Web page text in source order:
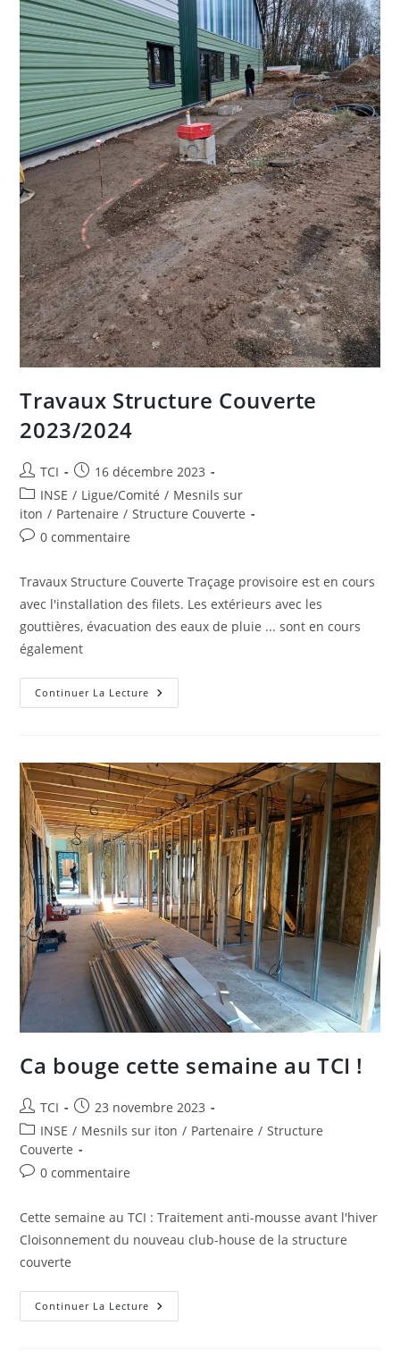
Travaux Structure Couverte
2023/2024
Auteur/autrice
de
la
publication :
TCI
Publication
publiée :
16 décembre 2023
Post
category:
INSE / Ligue/Comité / Mesnils sur
iton / Partenaire / Structure Couverte
Commentaires
publication :
0 commentaire
Travaux Structure Couverte Traçage provisoire est en cours
avec l'installation des filets. Les extérieurs avec les
gouttières, évacuation des eaux de pluie ... sont en cours
également
Continuer La Lecture Travaux
Structure
Ca bouge cette semaine au TCI !
Auteur/autrice
de
la
publication :
TCI
Publication
publiée :
23 novembre 2023
Post
category:
INSE / Mesnils sur iton / Partenaire / Structure
Couverte
Commentaires
la
publication :
0 commentaire
Cette semaine au TCI : Traitement anti-mousse avant l'hiver
Cloisonnement du nouveau club-house de la structure
couverte
Continuer La Lecture Ca
Bouge